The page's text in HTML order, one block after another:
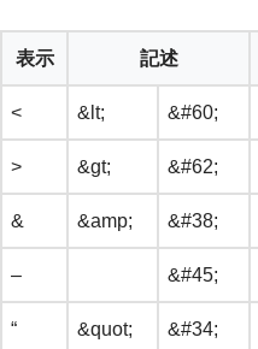
表示 記述
< &lt; &#60;
> &gt; &#62;
& &amp; &#38;
– &#45;
“ &quot; &#34;